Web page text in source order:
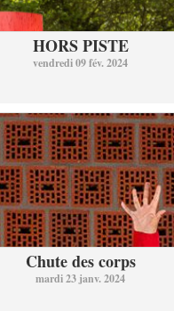
HORS PISTE
vendredi 09 fév. 2024
Chute des corps
mardi 23 janv. 2024